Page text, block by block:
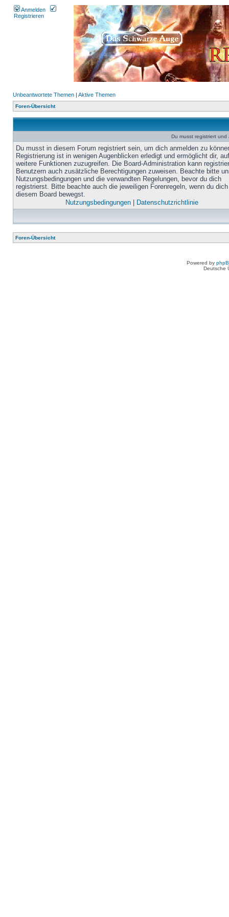
Anmelden
Registrieren
Unbeantwortete Themen | Aktive Themen
Foren-Übersicht
Du musst registriert
Du musst in diesem Forum registriert sein, um dich anmelden zu
Registrierung ist in wenigen Augenblicken erledigt und ermöglicht dir, auf
weitere Funktionen zuzugreifen. Die Board-Administration kann
Benutzern auch zusätzliche Berechtigungen zuweisen. Beachte bitte
Nutzungsbedingungen und die verwandten Regelungen, bevor du dich
registrierst. Bitte beachte auch die jeweiligen Forenregeln, wenn du
diesem Board bewegst.
Nutzungsbedingungen| Datenschutzrichtlinie
Foren-Übersicht
Powered by
Deutsche